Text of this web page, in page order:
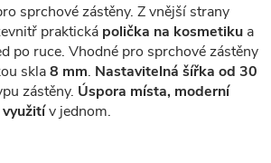
sprchové zástěny. Z vnější strany
praktická polička na kosmetiku a
po ruce. Vhodné pro sprchové zástěny
skla8 mm. Nastavitelná šířka od 30
zástěny. Úspora místa, moderní
v jednom.